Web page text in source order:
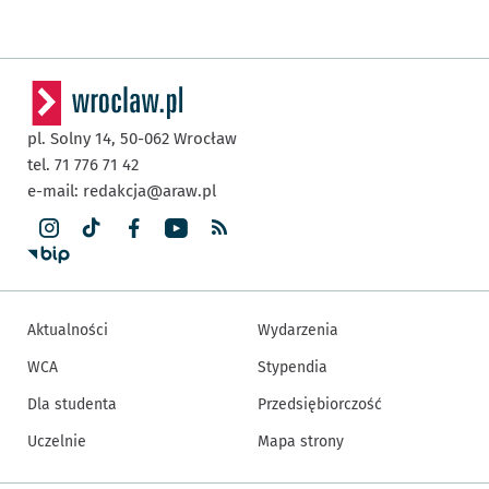
pl. Solny 14, 50-062 Wrocław
tel. 71 776 71 42
e-mail: redakcja@araw.pl
Aktualności
WCA
Dla studenta
Uczelnie
Wydarzenia
Stypendia
Przedsiębiorczość
Mapa strony